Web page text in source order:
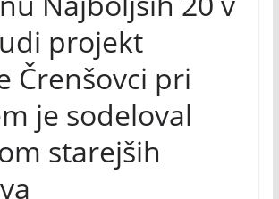
projekt
Črenšovci pri
je sodeloval
starejših